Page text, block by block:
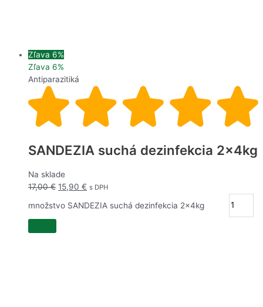
Zľava 6%
Zľava 6%
Antiparazitiká
SANDEZIA suchá dezinfekcia 2x4kg
Na sklade
17,00€ 15,90 € s DPH
množstvo SANDEZIA suchá dezinfekcia 2x4kg